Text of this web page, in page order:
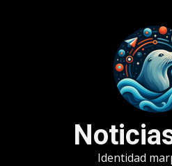
Identidad